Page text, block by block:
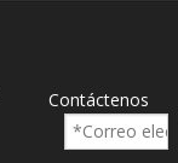
Contáctenos